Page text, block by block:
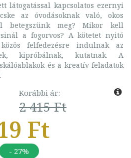
látogatással kapcsolatos ezernyi
az óvodásoknak való, okos
betegszünk meg? Mikor kell
a fogorvos? A kötetet nyitó
felfedezésre indulnak az
kipróbálnak, kutatnak. A
és a kreatív feladatok
Korábbi ár:
2 415 Ft
Ft
- 27%